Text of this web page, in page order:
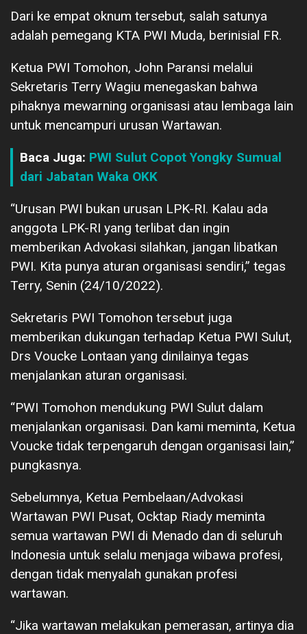
Dari ke empat oknum tersebut, salah satunya
adalah pemegang KTA PWI Muda, berinisial FR.
Ketua PWI Tomohon, John Paransi melalui
Sekretaris Terry Wagiu menegaskan bahwa
pihaknya mewarning organisasi atau lembaga lain
untuk mencampuri urusan Wartawan.
Baca Juga: PWI Sulut Copot Yongky Sumual
dari Jabatan Waka OKK
“Urusan PWI bukan urusan LPK-RI. Kalau ada
anggota LPK-RI yang terlibat dan ingin
memberikan Advokasi silahkan, jangan libatkan
PWI. Kita punya aturan organisasi sendiri,” tegas
Terry, Senin (24/10/2022).
Sekretaris PWI Tomohon tersebut juga
memberikan dukungan terhadap Ketua PWI Sulut,
Drs Voucke Lontaan yang dinilainya tegas
menjalankan aturan organisasi.
“PWI Tomohon mendukung PWI Sulut dalam
menjalankan organisasi. Dan kami meminta, Ketua
Voucke tidak terpengaruh dengan organisasi lain,”
pungkasnya.
Sebelumnya, Ketua Pembelaan/Advokasi
Wartawan PWI Pusat, Ocktap Riady meminta
semua wartawan PWI di Menado dan di seluruh
Indonesia untuk selalu menjaga wibawa profesi,
dengan tidak menyalah gunakan profesi
wartawan.
“Jika wartawan melakukan pemerasan, artinya dia